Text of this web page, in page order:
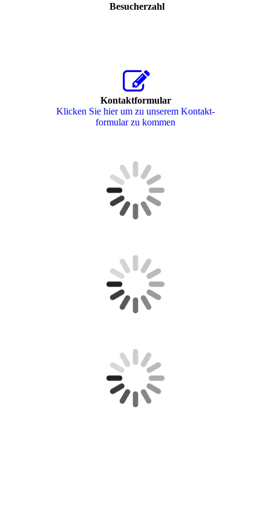
Besucherzahl
Kontaktformular
Klicken Sie hier um zu unserem Kon­takt­
for­mu­lar zu kommen